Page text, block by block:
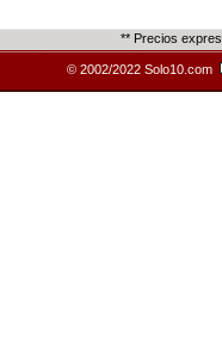
** Precios
© 2002/2022 Solo10.com